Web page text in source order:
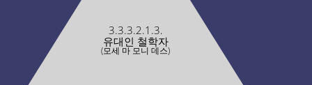
3.3.3.2.1.3.
유대인 철학자
(모세 마 모니 데스)